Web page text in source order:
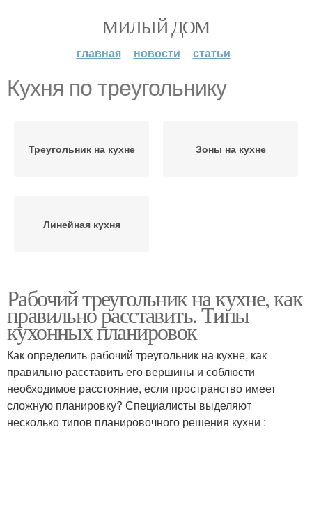
МИЛЫЙ ДОМ
главная новости статьи
Кухня по треугольнику
Треугольник на кухне Зоны на кухне
Линейная кухня
Рабочий треугольник на кухне, как
правильно расставить. Типы
кухонных планировок
Как определить рабочий треугольник на кухне, как
правильно расставить его вершины и соблюсти
необходимое расстояние, если пространство имеет
сложную планировку? Специалисты выделяют
несколько типов планировочного решения кухни :